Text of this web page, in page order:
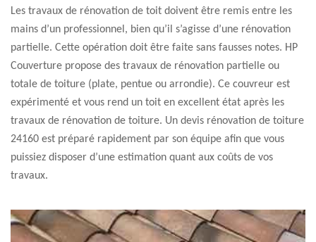
Les travaux de rénovation de toit doivent être remis entre les
mains d’un professionnel, bien qu’il s’agisse d’une rénovation
partielle. Cette opération doit être faite sans fausses notes. HP
Couverture propose des travaux de rénovation partielle ou
totale de toiture (plate, pentue ou arrondie). Ce couvreur est
expérimenté et vous rend un toit en excellent état après les
travaux de rénovation de toiture. Un devis rénovation de toiture
24160 est préparé rapidement par son équipe afin que vous
puissiez disposer d’une estimation quant aux coûts de vos
travaux.